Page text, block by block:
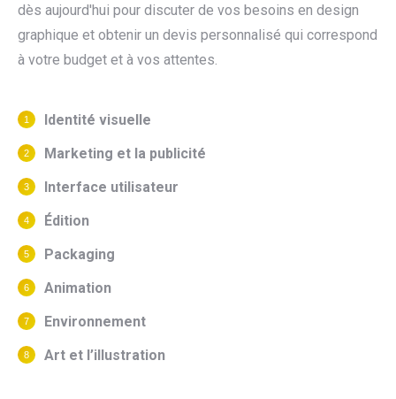
dès aujourd'hui pour discuter de vos besoins en design
graphique et obtenir un devis personnalisé qui correspond
à votre budget et à vos attentes.
Identité visuelle
Marketing et la publicité
Interface utilisateur
Édition
Packaging
Animation
Environnement
Art et l’illustration